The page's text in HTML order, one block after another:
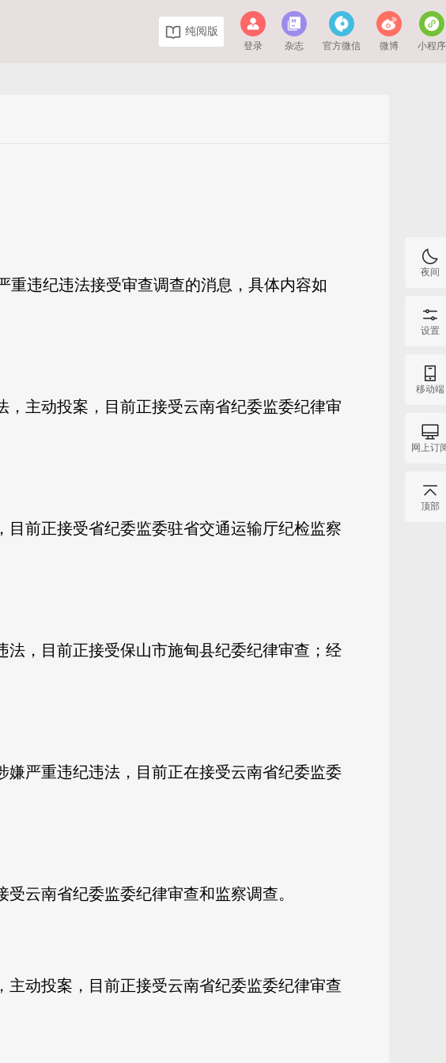
纯阅版
登录 杂志 官方微信 微博 小程序
重违纪违法接受审查调查的消息，具体内容如
主动投案，目前正接受云南省纪委监委纪律审
前正接受省纪委监委驻省交通运输厅纪检监察
，目前正接受保山市施甸县纪委纪律审查；经
严重违纪违法，目前正在接受云南省纪委监委
云南省纪委监委纪律审查和监察调查。
动投案，目前正接受云南省纪委监委纪律审查
夜间
设置
移动端
网上订
顶部